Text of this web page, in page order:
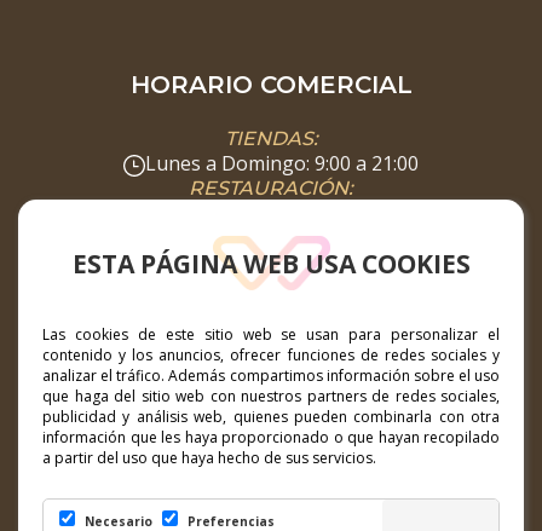
ESTA PÁGINA WEB USA COOKIES
Las cookies de este sitio web se usan para personalizar el
contenido y los anuncios, ofrecer funciones de redes sociales y
analizar el tráfico. Además compartimos información sobre el uso
que haga del sitio web con nuestros partners de redes sociales,
publicidad y análisis web, quienes pueden combinarla con otra
información que les haya proporcionado o que hayan recopilado
a partir del uso que haya hecho de sus servicios.
Necesario Preferencias
HORARIO COMERCIAL
TIENDAS:
Lunes a Domingo: 9:00 a 21:00
RESTAURACIÓN:
SUPERMERCADO:
Lunes a Domingo: 8:00 a 22:00
Calle Hibisco nº1, 35660 Corralejo, Fuerteventura
CONTACTO